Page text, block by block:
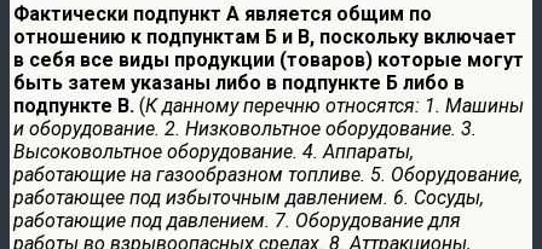
Фактически подпункт А является общим по
отношению к подпунктам Б и В, поскольку включает
в себя все виды продукции (товаров) которые могут
быть затем указаны либо в подпункте Б либо в
подпункте В. (К данному перечню относятся: 1. Машины
и оборудование. 2. Низковольтное оборудование. 3.
Высоковольтное оборудование. 4. Аппараты,
работающие на газообразном топливе. 5. Оборудование,
работающее под избыточным давлением. 6. Сосуды,
работающие под давлением. 7. Оборудование для
работы во взрывоопасных средах. 8. Аттракционы,